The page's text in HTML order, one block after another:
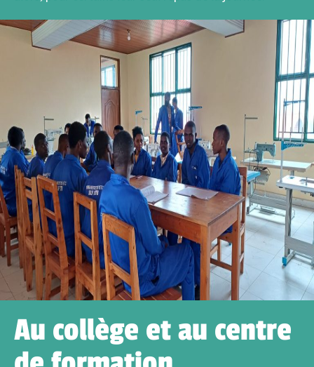
Au collège et au centre